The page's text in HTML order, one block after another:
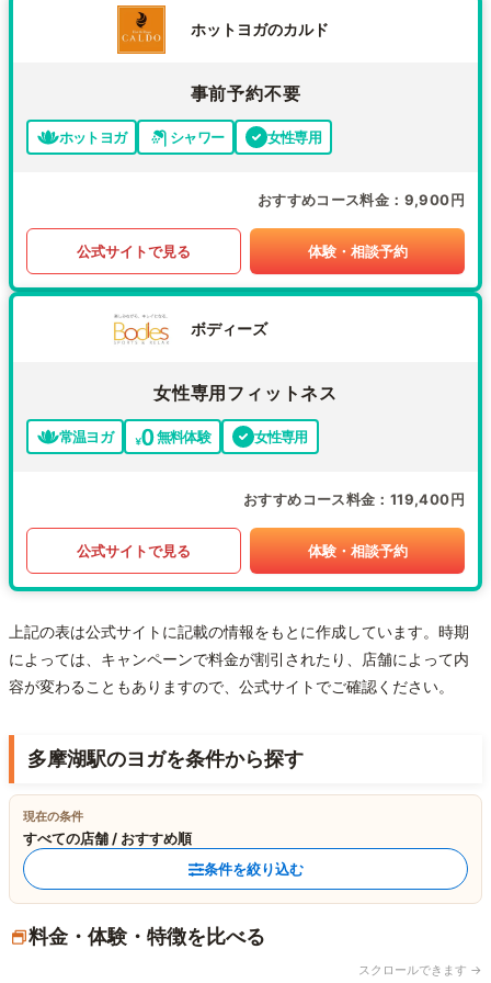
ホットヨガのカルド
事前予約不要
ホットヨガ シャワー 女性専用
おすすめコース料金 9,900円
公式サイトで見る 体験・相談予約
ボディーズ
女性専用フィットネス
常温ヨガ 無料体験 女性専用
おすすめコース料金 119,400円
公式サイトで見る 体験・相談予約
上記の表は公式サイトに記載の情報をもとに作成しています。時期
によっては、キャンペーンで料金が割引されたり、店舗によって内
容が変わることもありますので、公式サイトでご確認ください。
多摩湖駅のヨガを条件から探す
現在の条件
すべての店舗 / おすすめ順
条件を絞り込む
料金・体験・特徴を比べる
スクロールできます →